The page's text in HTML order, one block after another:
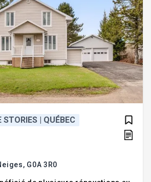
STORIES | QUÉBEC
G0A 3R0